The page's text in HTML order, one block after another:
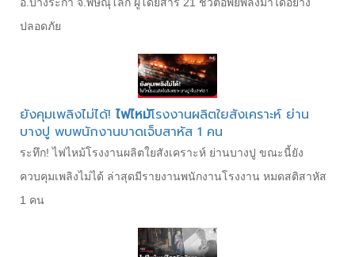
ปลอดภัย
ยังคุมเพลิงไม่ได้! ไฟไหม้โรงงานผลิตใยสังเคราะห์ ย่าน
บางปู พบพนักงานบาดเจ็บสาหัส 1 คน
ระทึก! ไฟไหม้โรงงานผลิตใยสังเคราะห์ ย่านบางปู ขณะนี้ยัง
ควบคุมเพลิงไม่ได้ ล่าสุดมีรายงานพนักงานโรงงาน หมดสติสาหัส
1 คน